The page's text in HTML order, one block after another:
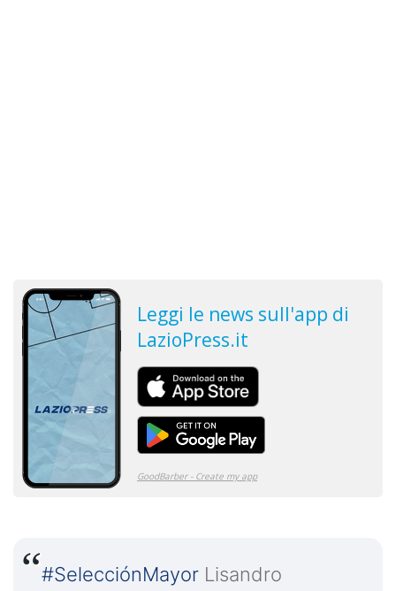
#SelecciónMayor Lisandro